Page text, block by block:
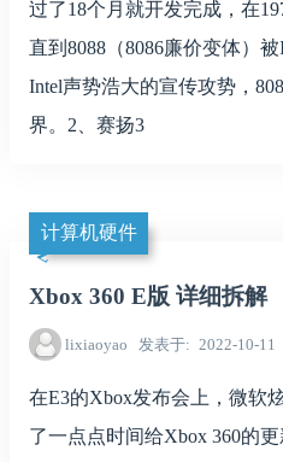
过了18个月就开发完成，在
直到8088（8086廉价变体）
Intel声势浩大的宣传攻势，
界。2、赛扬3
计算机硬件
Xbox 360 E版 详细拆解
lixiaoyao 发表于 2022-10-11
在E3的Xbox发布会上，微软
了一点点时间给Xbox 360的